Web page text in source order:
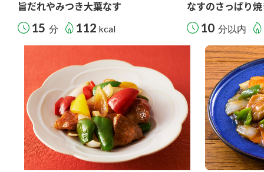
旨だれやみつき大葉なす
15 分 112 kcal
なすのさっぱり
10 分以内